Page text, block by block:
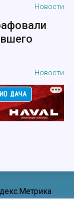
Новости
Новости